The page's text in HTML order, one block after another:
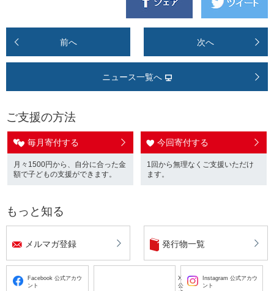
前へ 次へ
ニュース一覧へ
ご支援の方法
毎月寄付する
月々1500円から、自分に合った金
額で子どもの支援ができます。
今回寄付する
1回から無理なくご支援いただけ
ます。
もっと知る
メルマガ登録 発行物一覧
Facebook 公式アカウ
ント
X
公
Instagram 公式アカウ
ント